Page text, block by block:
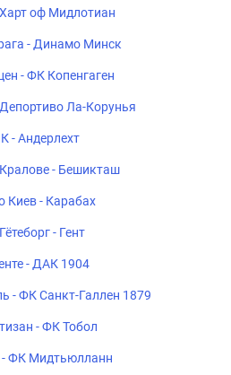
оф Мидлотиан
- Динамо Минск
- ФК Копенгаген
Ла-Корунья
- Андерлехт
- Бешикташ
Киев - Карабах
- Гент
- ДАК 1904
- ФК Санкт-Галлен 1879
- ФК Тобол
- ФК Мидтьюлланн